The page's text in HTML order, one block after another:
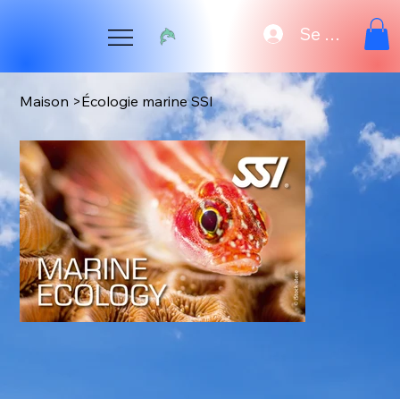
Se
Maison >Écologie marine SSI